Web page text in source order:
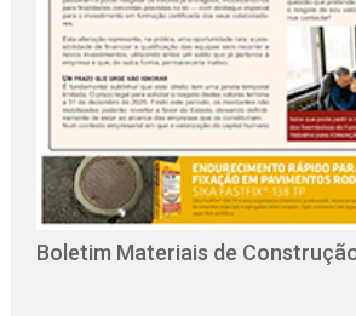
Boletim Materiais de